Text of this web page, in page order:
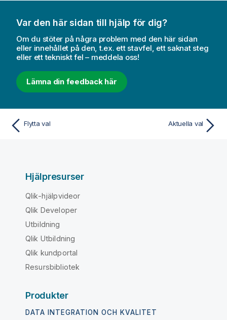
Var den här sidan till hjälp för dig?
Om du stöter på några problem med den här sidan
eller innehållet på den, t.ex. ett stavfel, ett saknat steg
eller ett tekniskt fel – meddela oss!
Lämna din feedback här
Flytta val Aktuella val
Hjälpresurser
Qlik-hjälpvideor
Qlik Developer
Utbildning
Qlik Utbildning
Qlik kundportal
Resursbibliotek
Produkter
DATA INTEGRATION OCH KVALITET